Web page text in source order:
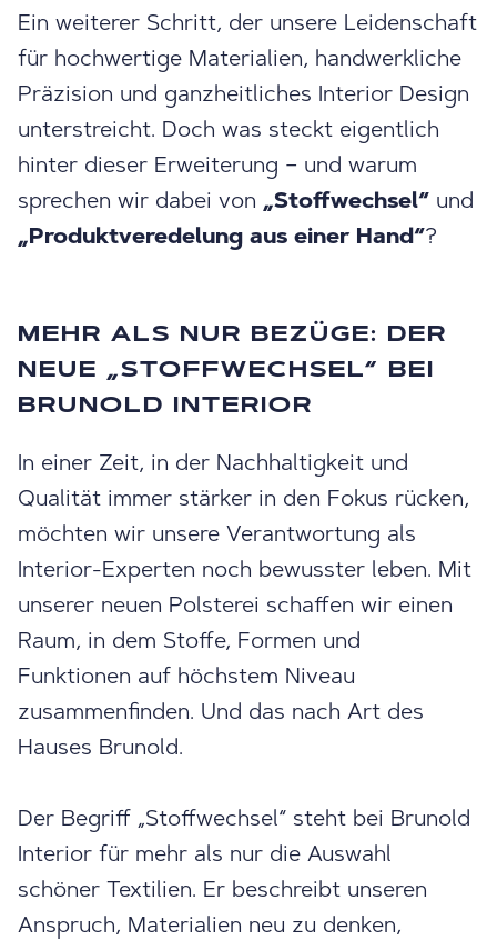
Ein weiterer Schritt, der unsere Leidenschaft
für hochwertige Materialien, handwerkliche
Präzision und ganzheitliches Interior Design
unterstreicht. Doch was steckt eigentlich
hinter dieser Erweiterung – und warum
sprechen wir dabei von „Stoffwechsel“ und
„Produktveredelung aus einer Hand“?
MEHR ALS NUR BEZÜGE: DER
NEUE „STOFFWECHSEL“ BEI
BRUNOLD INTERIOR
In einer Zeit, in der Nachhaltigkeit und
Qualität immer stärker in den Fokus rücken,
möchten wir unsere Verantwortung als
Interior-Experten noch bewusster leben. Mit
unserer neuen Polsterei schaffen wir einen
Raum, in dem Stoffe, Formen und
Funktionen auf höchstem Niveau
zusammenfinden. Und das nach Art des
Hauses Brunold.
Der Begriff „Stoffwechsel“ steht bei Brunold
Interior für mehr als nur die Auswahl
schöner Textilien. Er beschreibt unseren
Anspruch, Materialien neu zu denken,